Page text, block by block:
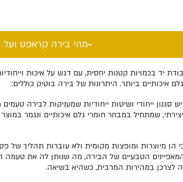
מהי בירה קראפט ועל
יד בכמויות קטנות יחסית, עם דגש על איכות
איכותיים ביותר. היתרונות של בירה בוטיק כוללים:
ייחודי ושיטות ייחודיות שמעניקות לבירה
שמתחיל במבחר חומרי גלם איכותיים ונגמר
הן מיוצרות ומופצות מקומית ולא עוברות תהליך של
הטבעיים של הבירה, מה שנותן לה את טעמה
לצרכן במהירות המרבית, כשהיא בשיאה.